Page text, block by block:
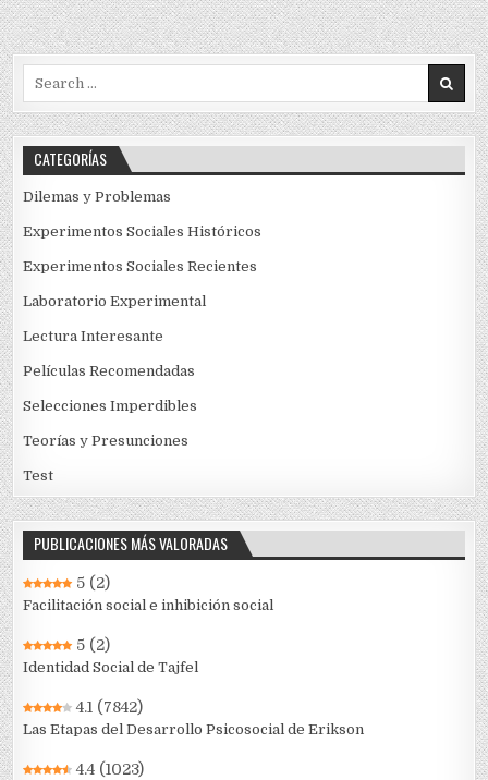
CATEGORÍAS
Dilemas y Problemas
Experimentos Sociales Históricos
Experimentos Sociales Recientes
Laboratorio Experimental
Lectura Interesante
Películas Recomendadas
Selecciones Imperdibles
Teorías y Presunciones
Test
PUBLICACIONES MÁS VALORADAS
5 (2)
Facilitación social e inhibición social
5 (2)
Identidad Social de Tajfel
4.1 (7842)
Las Etapas del Desarrollo Psicosocial de Erikson
4.4 (1023)